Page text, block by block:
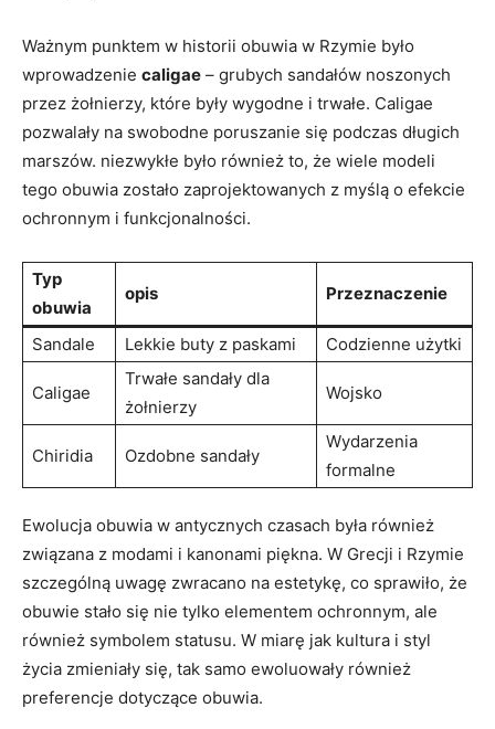
Ważnym⁤ punktem w historii obuwia w‍ Rzymie było
wprowadzenie caligae – grubych sandałów⁤ noszonych
przez żołnierzy, które⁤ były wygodne i trwałe. Caligae‌
pozwalały na swobodne poruszanie się podczas długich
marszów.‌ niezwykłe było również ​to, że wiele ‍modeli
tego obuwia zostało⁢ zaprojektowanych z ‌myślą ​o efekcie
ochronnym i funkcjonalności.
Typ
obuwia
opis Przeznaczenie
Sandale Lekkie buty z paskami Codzienne użytki
Caligae
Trwałe sandały dla
‌żołnierzy
Wojsko
Chiridia Ozdobne sandały
Wydarzenia
⁤formalne
Ewolucja obuwia w ⁤antycznych czasach była również
związana z modami⁤ i‌ kanonami piękna. ⁤W Grecji i Rzymie
szczególną uwagę zwracano na estetykę, ‍co ‌sprawiło, że
obuwie stało się nie tylko elementem ochronnym, ale
również‍ symbolem⁤ statusu. ⁣W miarę jak⁢ kultura i styl
życia zmieniały się, tak samo ⁤ewoluowały również
preferencje dotyczące ⁣obuwia.